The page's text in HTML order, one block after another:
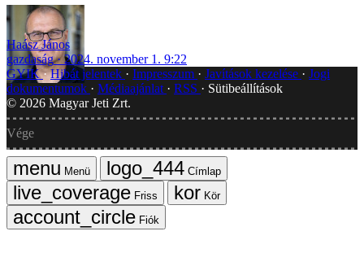
Haász János
gazdaság
2024. november 1. 9:22
GYIK Hibát jelentek Impresszum Javítások kezelése
Jogi
dokumentumok
Médiaajánlat RSS
Sütibeállítások
© 2026 Magyar Jeti Zrt.
Vége
Menü
Címlap
Friss
Kör
Fiók